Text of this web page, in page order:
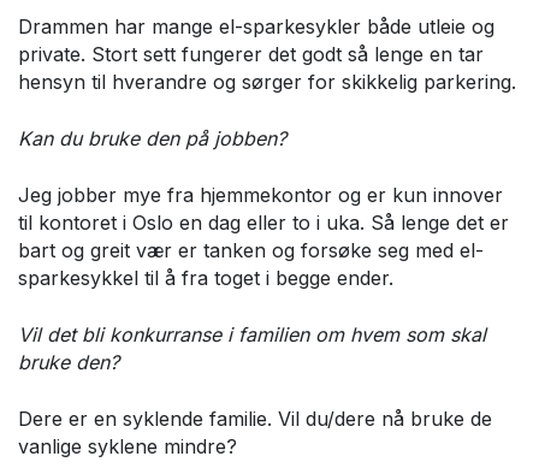
Drammen har mange el-sparkesykler både utleie og
private. Stort sett fungerer det godt så lenge en tar
hensyn til hverandre og sørger for skikkelig parkering.
Kan du bruke den på jobben?
Jeg jobber mye fra hjemmekontor og er kun innover
til kontoret i Oslo en dag eller to i uka. Så lenge det er
bart og greit vær er tanken og forsøke seg med el-
sparkesykkel til å fra toget i begge ender.
Vil det bli konkurranse i familien om hvem som skal
bruke den?
Dere er en syklende familie. Vil du/dere nå bruke de
vanlige syklene mindre?